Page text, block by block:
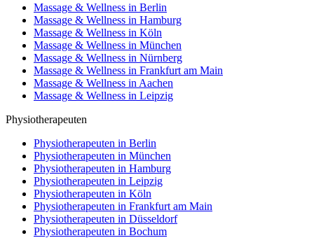
Massage & Wellness in Berlin
Massage & Wellness in Hamburg
Massage & Wellness in Köln
Massage & Wellness in München
Massage & Wellness in Nürnberg
Massage & Wellness in Frankfurt am Main
Massage & Wellness in Aachen
Massage & Wellness in Leipzig
Physiotherapeuten
Physiotherapeuten in Berlin
Physiotherapeuten in München
Physiotherapeuten in Hamburg
Physiotherapeuten in Leipzig
Physiotherapeuten in Köln
Physiotherapeuten in Frankfurt am Main
Physiotherapeuten in Düsseldorf
Physiotherapeuten in Bochum